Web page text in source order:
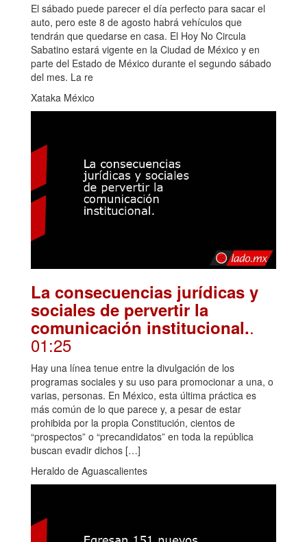
El sábado puede parecer el día perfecto para sacar el
auto, pero este 8 de agosto habrá vehículos que
tendrán que quedarse en casa. El Hoy No Circula
Sabatino estará vigente en la Ciudad de México y en
parte del Estado de México durante el segundo sábado
del mes. La re
Xataka México
La consecuencias jurídicas y
sociales de pervertir la
comunicación institucional..
01:25
Hay una línea tenue entre la divulgación de los
programas sociales y su uso para promocionar a una, o
varias, personas. En México, esta última práctica es
más común de lo que parece y, a pesar de estar
prohibida por la propia Constitución, cientos de
“prospectos” o “precandidatos” en toda la república
buscan evadir dichos […]
Heraldo de Aguascalientes